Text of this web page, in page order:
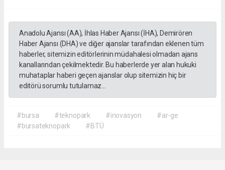
Anadolu Ajansı (AA), İhlas Haber Ajansı (İHA), Demirören
Haber Ajansı (DHA) ve diğer ajanslar tarafından eklenen tüm
haberler, sitemizin editörlerinin müdahalesi olmadan ajans
kanallarından çekilmektedir. Bu haberlerde yer alan hukuki
muhataplar haberi geçen ajanslar olup sitemizin hiç bir
editörü sorumlu tutulamaz...
#bursa #teknopark #inovasyon
#ar-ge
#bursateknopark
#BTÜ